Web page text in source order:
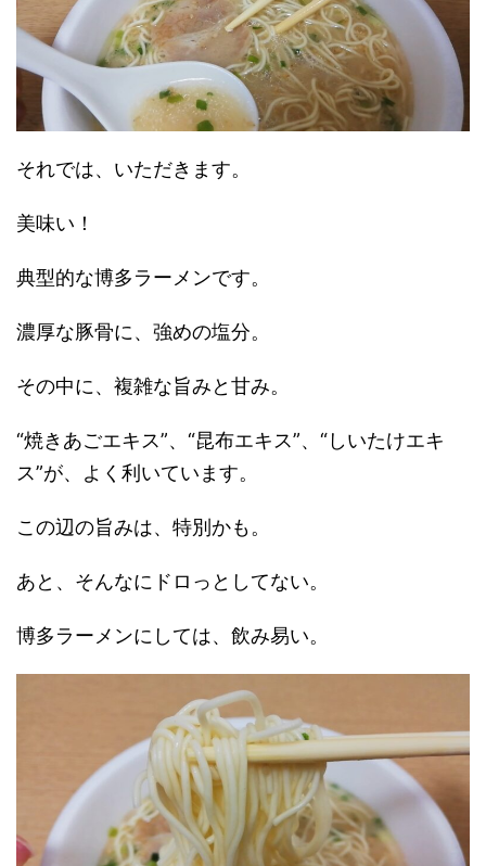
それでは、いただきます。
美味い！
典型的な博多ラーメンです。
濃厚な豚骨に、強めの塩分。
その中に、複雑な旨みと甘み。
“焼きあごエキス”、“昆布エキス”、“しいたけエキ
ス”が、よく利いています。
この辺の旨みは、特別かも。
あと、そんなにドロっとしてない。
博多ラーメンにしては、飲み易い。